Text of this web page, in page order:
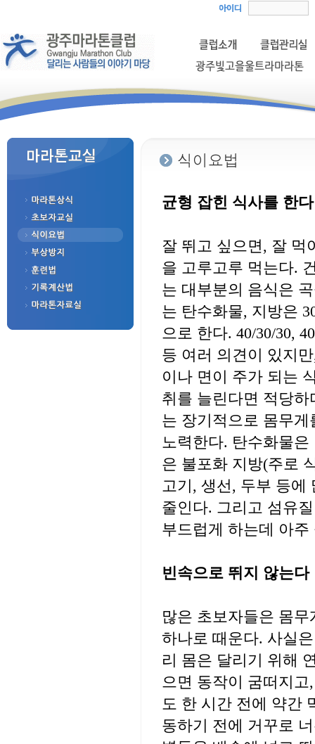
균형 잡힌 식사를 한다
잘 뛰고 싶으면, 잘 먹
을 고루고루 먹는다.
는 대부분의 음식은
는 탄수화물, 지방은
으로 한다. 40/30/30,
등 여러 의견이 있지
이나 면이 주가 되는
취를 늘린다면 적당
는 장기적으로 몸무
노력한다. 탄수화물
은 불포화 지방(주로
고기, 생선, 두부 등에
줄인다. 그리고 섬유
부드럽게 하는데 아주
빈속으로 뛰지 않는다
많은 초보자들은 몸
하나로 때운다. 사실
리 몸은 달리기 위해
으면 동작이 굼떠지
도 한 시간 전에 약간
동하기 전에 거꾸로